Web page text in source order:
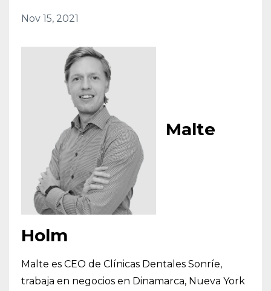
Nov 15, 2021
Malte
Holm
Malte es CEO de Clínicas Dentales Sonríe,
trabaja en negocios en Dinamarca, Nueva York